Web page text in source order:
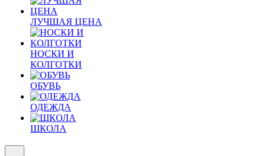
ЛУЧШАЯ ЦЕНА
НОСКИ И
КОЛГОТКИ
ОБУВЬ
ОДЕЖДА
ШКОЛА